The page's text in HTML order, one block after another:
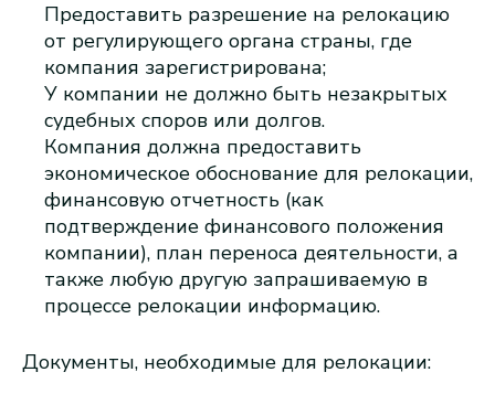
Предоставить разрешение на релокацию
от регулирующего органа страны, где
компания зарегистрирована;
У компании не должно быть незакрытых
судебных споров или долгов.
Компания должна предоставить
экономическое обоснование для релокации,
финансовую отчетность (как
подтверждение финансового положения
компании), план переноса деятельности, а
также любую другую запрашиваемую в
процессе релокации информацию.
Документы, необходимые для релокации: